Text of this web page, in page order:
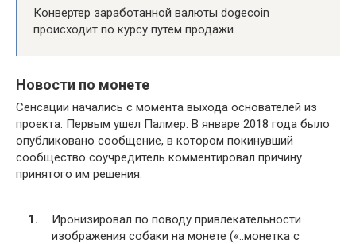
Конвертер заработанной валюты dogecoin
происходит по курсу путем продажи.
Новости по монете
Сенсации начались с момента выхода основателей из
проекта. Первым ушел Палмер. В январе 2018 года было
опубликовано сообщение, в котором покинувший
сообщество соучредитель комментировал причину
принятого им решения.
Иронизировал по поводу привлекательности
изображения собаки на монете («..монетка с